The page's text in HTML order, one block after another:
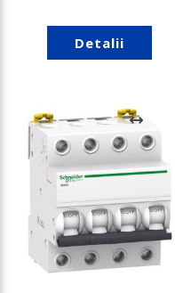
Detalii